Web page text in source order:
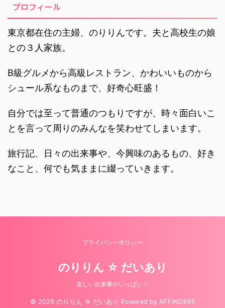
プロフィール
東京都在住の主婦、のりりんです。夫と高校生の娘
との３人家族。
B級グルメから高級レストラン、かわいいものから
シュール系なものまで、好奇心旺盛！
自分では至って普通のつもりですが、時々面白いこ
とを言って周りのみんなを笑わせてしまいます。
旅行記、日々の出来事や、今興味のあるもの、好き
なこと、何でも気ままに綴っていきます。
プライバシーポリシー
のりりん ☆ だいあり
楽しい出来事がいっぱい！
© 2026 のりりん ☆ だいあり Powered by AFFINGER5